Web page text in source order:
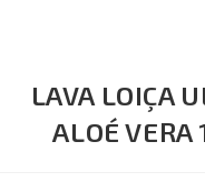
LAVA LOIÇA
ALOÉ